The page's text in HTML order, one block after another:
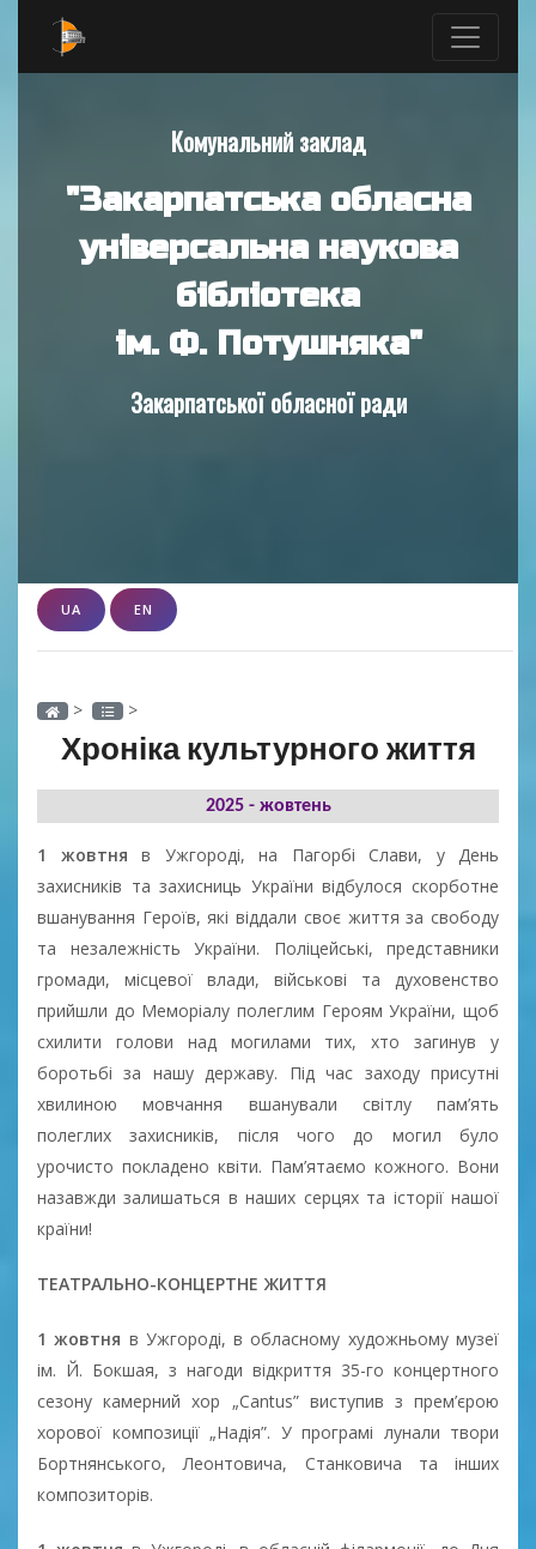
Комунальний заклад
"Закарпатська обласна
універсальна наукова
бібліотека
ім. Ф. Потушняка"
Закарпатської обласної ради
UA EN
> >
Хроніка культурного життя
2025 - жовтень
1 жовтня в Ужгороді, на Пагорбі Слави, у День
захисників та захисниць України відбулося скорботне
вшанування Героїв, які віддали своє життя за свободу
та незалежність України. Поліцейські, представники
громади, місцевої влади, військові та духовенство
прийшли до Меморіалу полеглим Героям України, щоб
схилити голови над могилами тих, хто загинув у
боротьбі за нашу державу. Під час заходу присутні
хвилиною мовчання вшанували світлу пам’ять
полеглих захисників, після чого до могил було
урочисто покладено квіти. Пам’ятаємо кожного. Вони
назавжди залишаться в наших серцях та історії нашої
країни!
ТЕАТРАЛЬНО-КОНЦЕРТНЕ ЖИТТЯ
1 жовтня в Ужгороді, в обласному художньому музеї
ім. Й. Бокшая, з нагоди відкриття 35-го концертного
сезону камерний хор „Cantus” виступив з прем’єрою
хорової композиції „Надія”. У програмі лунали твори
Бортнянського, Леонтовича, Станковича та інших
композиторів.